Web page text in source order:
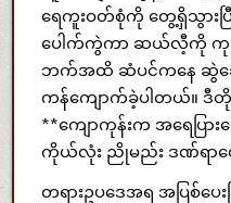
ရေကူးဝတ်စုံကို တွေ့ရှိသွားပ
ပေါက်ကွဲကာ ဆယ်လီ့ကို ကုတ
ဘက်အထိ ဆံပင်ကနေ ဆွဲခေါ်ပ
ကန်ကျောက်ခဲ့ပါတယ်။
**ကျောကုန်းက အရေပြာ
ကိုယ်လုံး ညိုမည်း ဒဏ်ရာတွ
တရားဥပဒေအရ အပြစ်ပေ